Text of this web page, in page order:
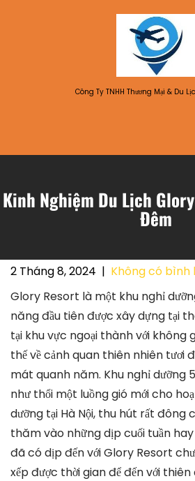
Công Ty TNHH Thương Mại & Du
Kinh Nghiệm Du Lịch
Đêm
2 Tháng 8, 2024 | Không có bình
Glory Resort là một khu nghỉ
năng đầu tiên được xây dựng tại
tại khu vực ngoại thành với không
thế về cảnh quan thiên nhiên tươi
mát quanh năm. Khu nghỉ dưỡng
như thổi một luồng gió mới cho
dưỡng tại Hà Nội, thu hút rất
thăm vào những dịp cuối tuần
đã có dịp đến với Glory Resort
xếp được thời gian để đến với